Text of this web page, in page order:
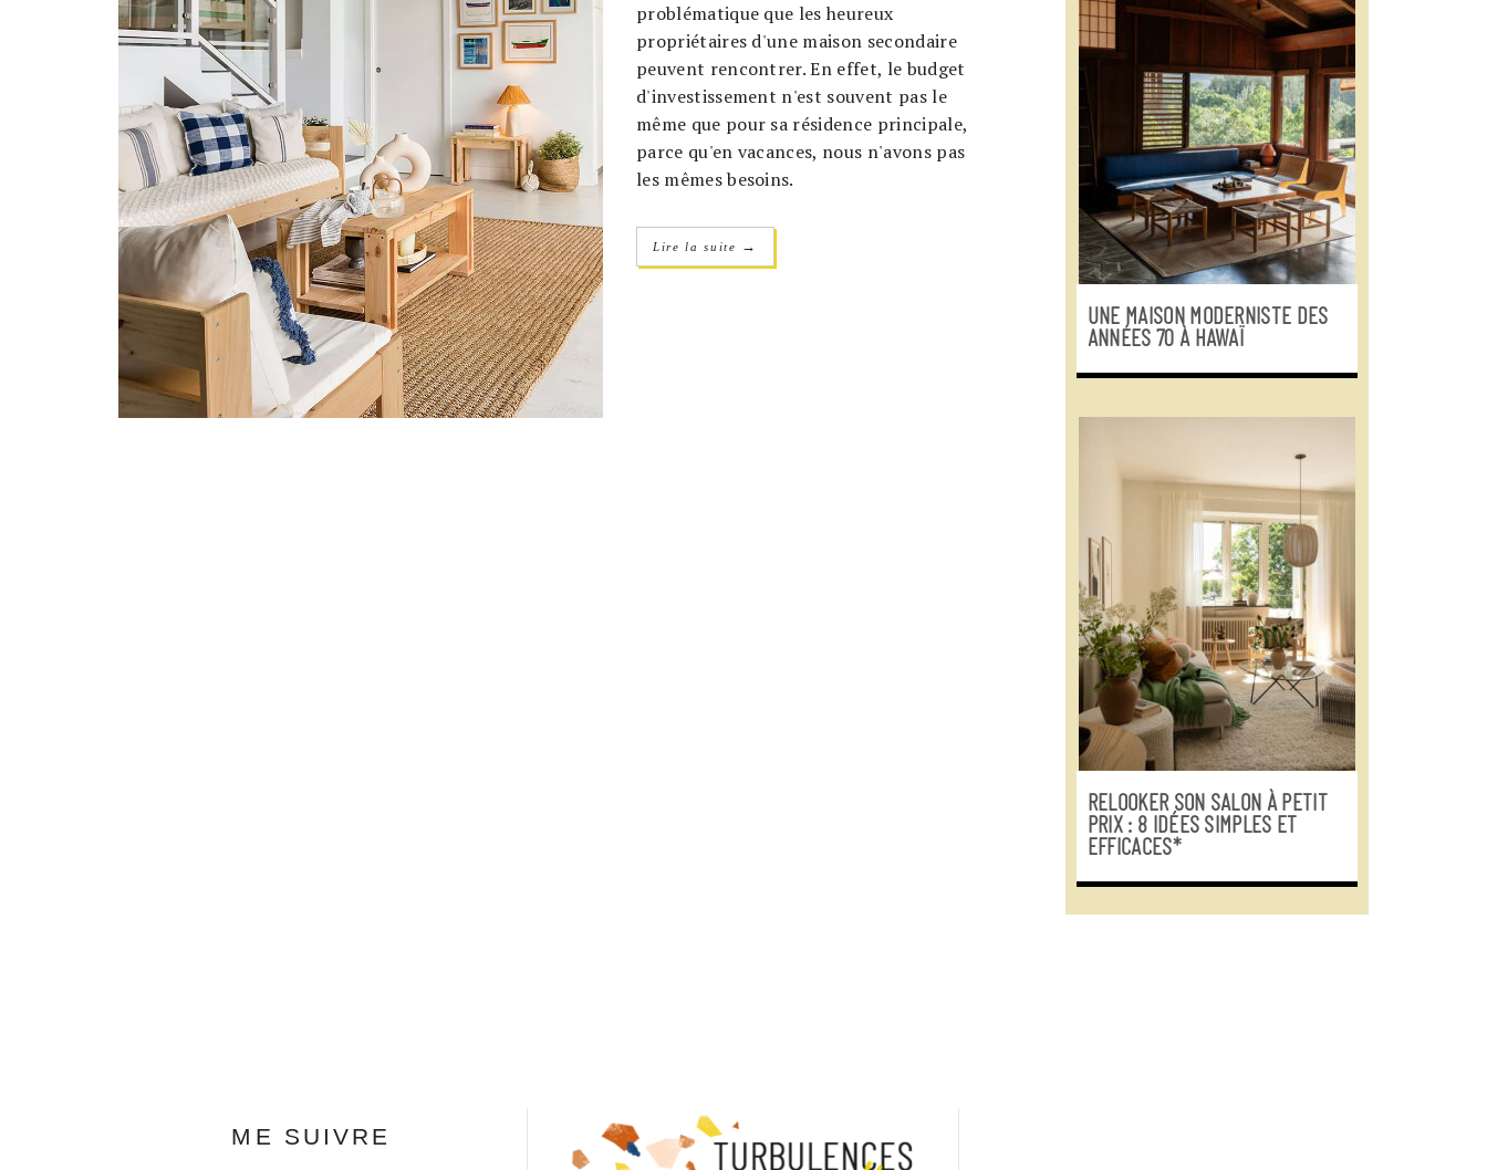
problématique que les heureux
propriétaires d'une maison secondaire
peuvent rencontrer. En effet, le budget
d'investissement n'est souvent pas le
même que pour sa résidence principale,
parce qu'en vacances, nous n'avons pas
les mêmes besoins.
Lire la suite →
UNE MAISON MODERNISTE DES
ANNÉES 70 À HAWAÏ
RELOOKER SON SALON À PETIT
PRIX : 8 IDÉES SIMPLES ET
EFFICACES*
ME SUIVRE